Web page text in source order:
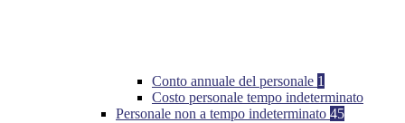
Conto annuale del personale 1
Costo personale tempo indeterminato
Personale non a tempo indeterminato 45